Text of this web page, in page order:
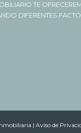
TE
DIFERENTES
| Aviso de